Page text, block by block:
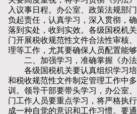
入议事日程。办公室、政策法规部
负起责任，认真学习，深入贯彻，
落到实处，收到实效。各级国税机
门开展税收规范性文件合法性审核
理等工作，尤其要确保人员配置能
二、加强学习，准确掌握《办法
各级国税机关要认真组织学习培
和税收规范性文件制定管理工作中
训。领导干部要带头学习，办公室
门工作人员要重点学习，将严格执
成一种自觉的意识和工作习惯。要